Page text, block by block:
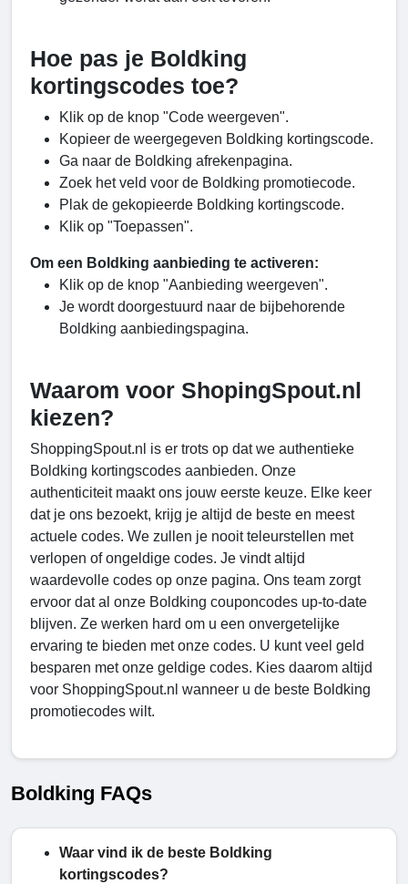
Hoe pas je Boldking
kortingscodes toe?
Klik op de knop "Code weergeven".
Kopieer de weergegeven Boldking kortingscode.
Ga naar de Boldking afrekenpagina.
Zoek het veld voor de Boldking promotiecode.
Plak de gekopieerde Boldking kortingscode.
Klik op "Toepassen".
Om een ​​Boldking aanbieding te activeren:
Klik op de knop "Aanbieding weergeven".
Je wordt doorgestuurd naar de bijbehorende
Boldking aanbiedingspagina.
Waarom voor ShopingSpout.nl
kiezen?
ShoppingSpout.nl is er trots op dat we authentieke
Boldking kortingscodes aanbieden. Onze
authenticiteit maakt ons jouw eerste keuze. Elke keer
dat je ons bezoekt, krijg je altijd de beste en meest
actuele codes. We zullen je nooit teleurstellen met
verlopen of ongeldige codes. Je vindt altijd
waardevolle codes op onze pagina. Ons team zorgt
ervoor dat al onze Boldking couponcodes up-to-date
blijven. Ze werken hard om u een onvergetelijke
ervaring te bieden met onze codes. U kunt veel geld
besparen met onze geldige codes. Kies daarom altijd
voor ShoppingSpout.nl wanneer u de beste Boldking
promotiecodes wilt.
Boldking FAQs
Waar vind ik de beste Boldking
kortingscodes?